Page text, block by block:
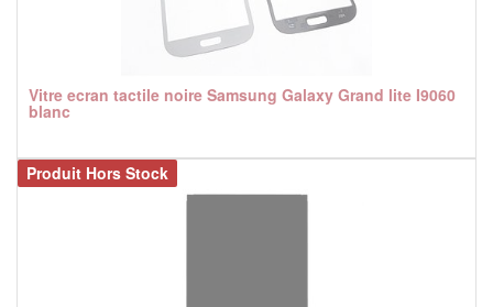
Vitre ecran tactile noire Samsung Galaxy Grand lite I9060
blanc
Produit Hors Stock